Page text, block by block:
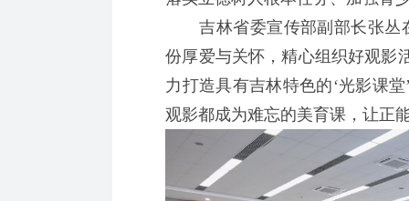
吉林省委宣传部副部长张丛
份厚爱与关怀，精心组织好观影
力打造具有吉林特色的‘光影课
观影都成为难忘的美育课，让正